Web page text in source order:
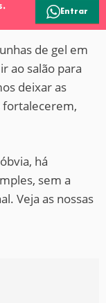
Entrar
de gel em
ao salão para
deixar as
fortalecerem,
há
sem a
Veja as nossas